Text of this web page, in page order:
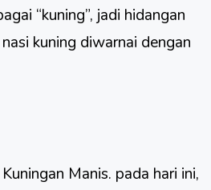
“kuning”, jadi hidangan
kuning diwarnai dengan
Manis. pada hari ini,